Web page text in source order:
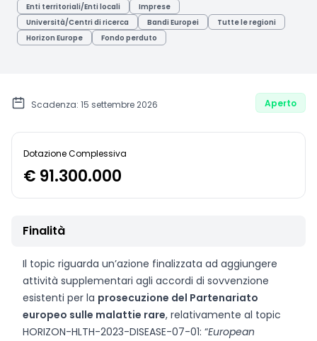
Enti territoriali/Enti locali
Imprese
Università/Centri di ricerca
Bandi Europei
Tutte le regioni
Horizon Europe
Fondo perduto
Scadenza: 15 settembre 2026 Aperto
Dotazione Complessiva
€ 91.300.000
Finalità
Il topic riguarda un’azione finalizzata ad aggiungere
attività supplementari agli accordi di sovvenzione
esistenti per la prosecuzione del Partenariato
europeo sulle malattie rare, relativamente al topic
HORIZON-HLTH-2023-DISEASE-07-01: “European